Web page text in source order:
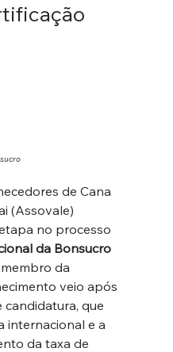
de Cana
(Assovale)
no processo
da Bonsucro
da
veio após
candidatura, que
internacional e a
da taxa de